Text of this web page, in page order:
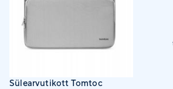
Sülearvutikott Tomtoc